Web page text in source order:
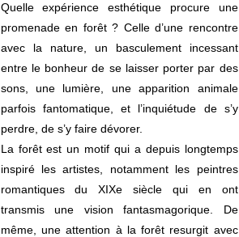
Quelle expérience esthétique procure une
promenade en forêt ? Celle d’une rencontre
avec la nature, un basculement incessant
entre le bonheur de se laisser porter par des
sons, une lumière, une apparition animale
parfois fantomatique, et l’inquiétude de s’y
perdre, de s’y faire dévorer.
La forêt est un motif qui a depuis longtemps
inspiré les artistes, notamment les peintres
romantiques du XIXe siècle qui en ont
transmis une vision fantasmagorique. De
même, une attention à la forêt resurgit avec